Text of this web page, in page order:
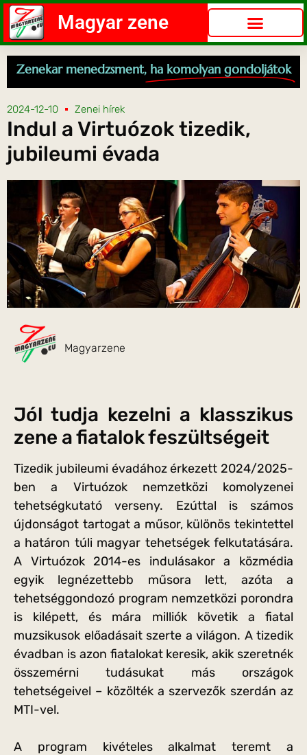
Magyar zene
Zenekar menedzsment, ha komolyan gondoljátok
2024-12-10 Zenei hírek
Indul a Virtuózok tizedik,
jubileumi évada
Magyarzene
Jól tudja kezelni a klasszikus
zene a fiatalok feszültségeit
Tizedik jubileumi évadához érkezett 2024/2025-
ben a Virtuózok nemzetközi komolyzenei
tehetségkutató verseny. Ezúttal is számos
újdonságot tartogat a műsor, különös tekintettel
a határon túli magyar tehetségek felkutatására.
A Virtuózok 2014-es indulásakor a közmédia
egyik legnézettebb műsora lett, azóta a
tehetséggondozó program nemzetközi porondra
is kilépett, és mára milliók követik a fiatal
muzsikusok előadásait szerte a világon. A tizedik
évadban is azon fiatalokat keresik, akik szeretnék
összemérni tudásukat más országok
tehetségeivel – közölték a szervezők szerdán az
MTI-vel.
A program kivételes alkalmat teremt a